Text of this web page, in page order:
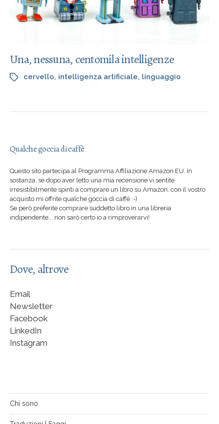
Una, nessuna, centomila intelligenze
cervello, intelligenza artificiale, linguaggio
Qualche goccia di caffè
Questo sito partecipa al Programma Affiliazione Amazon EU. In
sostanza, se dopo aver letto una mia recensione vi sentite
irresistibilmente spinti a comprare un libro su Amazon, con il vostro
acquisto mi offrite qualche goccia di caffè :-)
Se però preferite comprare suddetto libro in una libreria
indipendente... non sarò certo io a rimproverarvi!
Dove, altrove
Email
Newsletter
Facebook
LinkedIn
Instagram
Chi sono